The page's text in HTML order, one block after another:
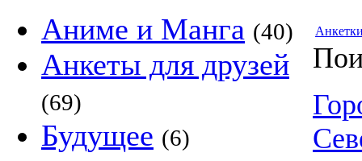
Аниме и Манга (40)
Анкеты для друзей
(69)
Будущее (6)